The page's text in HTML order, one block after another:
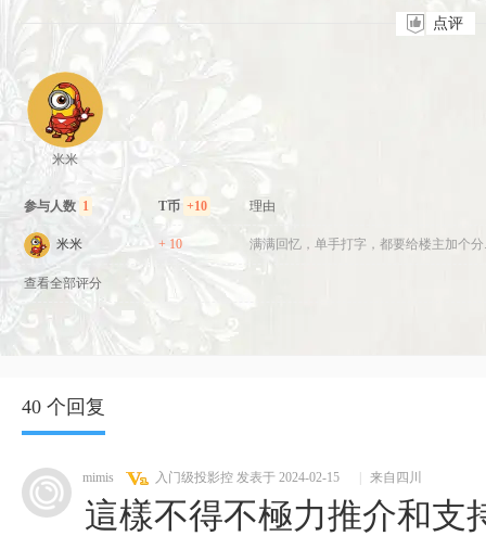
点评
米米
参与人数 1 T币 +10 理由
米米 + 10 满满回忆，单手打字，都要给楼主加个分.
查看全部评分
40 个回复
mimis 入门级投影控 发表于 2024-02-15 来自四川
這樣不得不極力推介和支